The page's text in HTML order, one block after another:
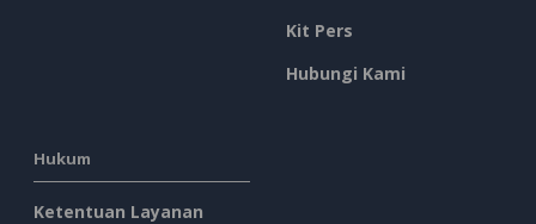
Kit Pers
Hubungi Kami
Hukum
Ketentuan Layanan